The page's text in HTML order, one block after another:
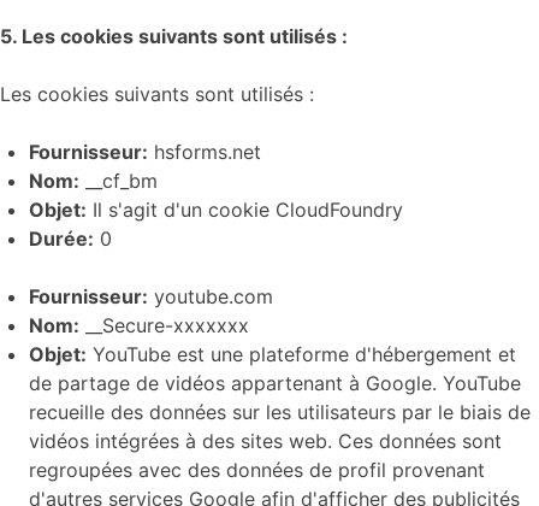
5. Les cookies suivants sont utilisés :
Les cookies suivants sont utilisés :
Fournisseur: hsforms.net
Nom: __cf_bm
Objet: Il s'agit d'un cookie CloudFoundry
Durée: 0
Fournisseur: youtube.com
Nom: __Secure-xxxxxxx
Objet: YouTube est une plateforme d'hébergement et
de partage de vidéos appartenant à Google. YouTube
recueille des données sur les utilisateurs par le biais de
vidéos intégrées à des sites web. Ces données sont
regroupées avec des données de profil provenant
d'autres services Google afin d'afficher des publicités